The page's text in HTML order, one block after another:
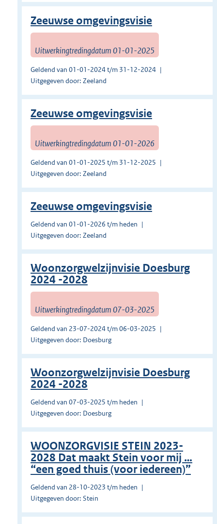
Zeeuwse omgevingsvisie
Uitwerkingtredingdatum 01-01-2025
Geldend van 01-01-2024 t/m 31-12-2024
Uitgegeven door: Zeeland
Zeeuwse omgevingsvisie
Uitwerkingtredingdatum 01-01-2026
Geldend van 01-01-2025 t/m 31-12-2025
Uitgegeven door: Zeeland
Zeeuwse omgevingsvisie
Geldend van 01-01-2026 t/m heden
Uitgegeven door: Zeeland
Woonzorgwelzijnvisie Doesburg
2024 -2028
Uitwerkingtredingdatum 07-03-2025
Geldend van 23-07-2024 t/m 06-03-2025
Uitgegeven door: Doesburg
Woonzorgwelzijnvisie Doesburg
2024 -2028
Geldend van 07-03-2025 t/m heden
Uitgegeven door: Doesburg
WOONZORGVISIE STEIN 2023-
2028 Dat maakt Stein voor mij …
“een goed thuis (voor iedereen)”
Geldend van 28-10-2023 t/m heden
Uitgegeven door: Stein